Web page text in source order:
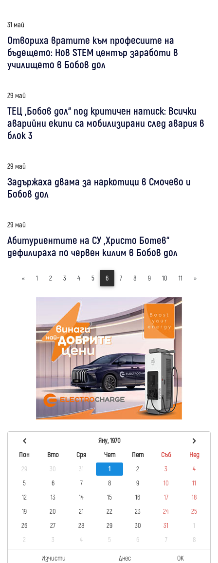
31 май
Отвориха вратите към професиите на
бъдещето: Нов STEM център заработи в
училището в Бобов дол
29 май
ТЕЦ „Бобов дол“ под критичен натиск: Всички
аварийни екипи са мобилизирани след авария в
блок 3
29 май
Задържаха двама за наркотици в Смочево и
Бобов дол
29 май
Абитуриентите на СУ „Христо Ботев“
дефилираха по червен килим в Бобов дол
« 1 2 3 4 5 6 7 8 9 10 11 »
Яну, 1970
Пон
Вто Сря Чет Пет Съб
Нед
29
30 31 1 2 3
4
5
6 7 8 9 10
11
12
13 14 15 16 17
18
19
20 21 22 23 24
25
26
27 28 29 30 31
1
2
3 4 5 6 7 8
Изчисти Днес OK